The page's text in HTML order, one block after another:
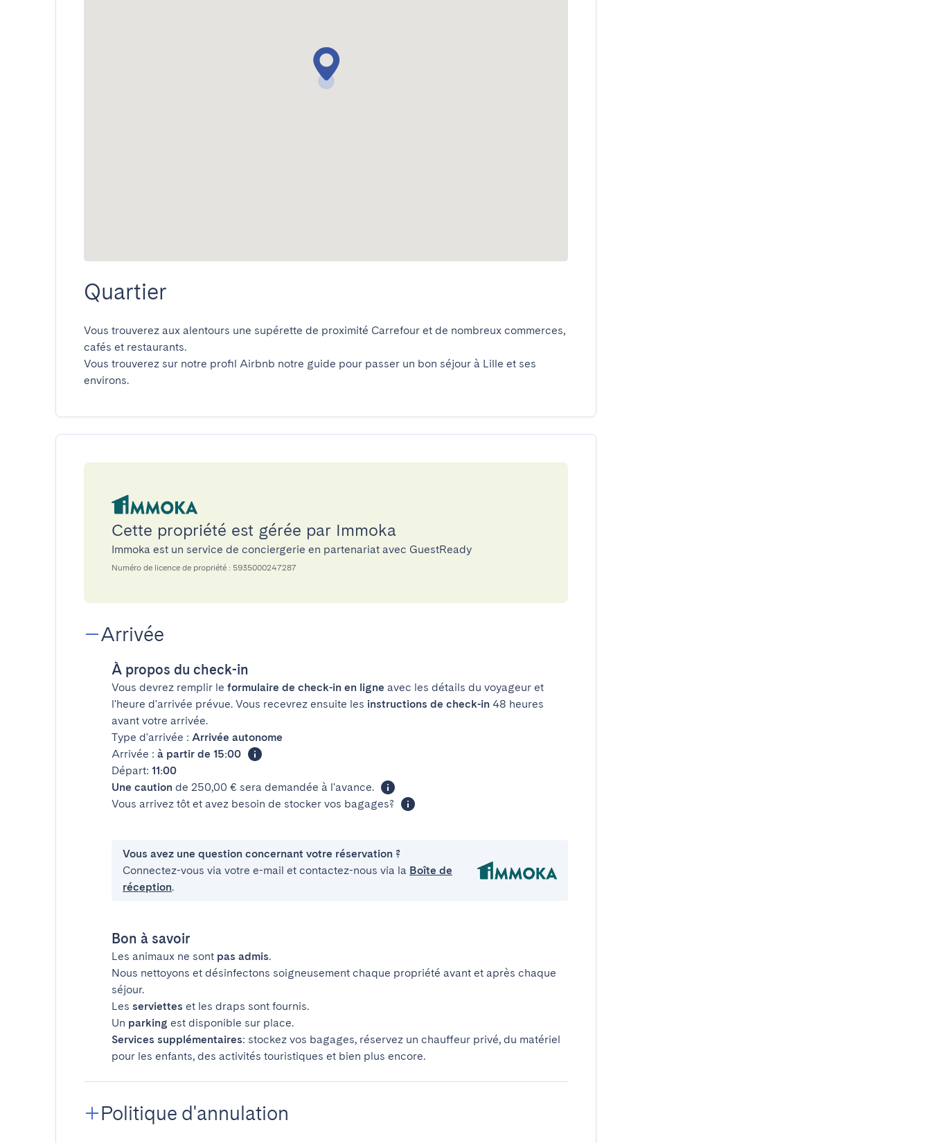
Quartier
Vous trouverez aux alentours une supérette de proximité Carrefour et de nombreux commerces,
cafés et restaurants.
Vous trouverez sur notre profil Airbnb notre guide pour passer un bon séjour à Lille et ses
environs.
Cette propriété est gérée par Immoka
Immoka est un service de conciergerie en partenariat avec GuestReady
Numéro de licence de propriété : 5935000247287
Arrivée
À propos du check-in
Vous devrez remplir le formulaire de check-in en ligne avec les détails du voyageur et
l'heure d'arrivée prévue. Vous recevrez ensuite les instructions de check-in 48 heures
avant votre arrivée.
Type d'arrivée : Arrivée autonome
Arrivée : à partir de 15:00
Départ: 11:00
Une caution de 250,00 € sera demandée à l'avance.
Vous arrivez tôt et avez besoin de stocker vos bagages?
Vous avez une question concernant votre réservation ?
Connectez-vous via votre e-mail et contactez-nous via la Boîte de
réception.
Bon à savoir
Les animaux ne sont pas admis.
Nous nettoyons et désinfectons soigneusement chaque propriété avant et après chaque
séjour.
Les serviettes et les draps sont fournis.
Un parking est disponible sur place.
Services supplémentaires: stockez vos bagages, réservez un chauffeur privé, du matériel
pour les enfants, des activités touristiques et bien plus encore.
Politique d'annulation